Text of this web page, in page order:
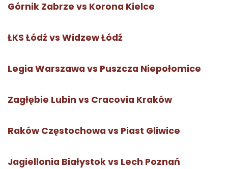
Górnik Zabrze vs Korona Kielce
ŁKS Łódź vs Widzew Łódź
Legia Warszawa vs Puszcza Niepołomice
Zagłębie Lubin vs Cracovia Kraków
Raków Częstochowa vs Piast Gliwice
Jagiellonia Białystok vs Lech Poznań